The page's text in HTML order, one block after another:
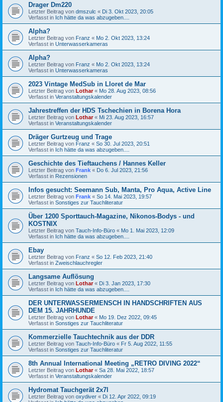
Drager Dm220
Letzter Beitrag von dmszulc « Di 3. Okt 2023, 20:05
Verfasst in Ich hätte da was abzugeben....
Alpha?
Letzter Beitrag von Franz « Mo 2. Okt 2023, 13:24
Verfasst in Unterwasserkameras
Alpha?
Letzter Beitrag von Franz « Mo 2. Okt 2023, 13:24
Verfasst in Unterwasserkameras
2023 Vintage MedSub in Lloret de Mar
Letzter Beitrag von Lothar« Mo 28. Aug 2023, 08:56
Verfasst in Veranstaltungskalender
Jahrestreffen der HDS Tschechien in Borena Hora
Letzter Beitrag von Lothar« Mi 23. Aug 2023, 16:57
Verfasst in Veranstaltungskalender
Dräger Gurtzeug und Trage
Letzter Beitrag von Franz « So 30. Jul 2023, 20:51
Verfasst in Ich hätte da was abzugeben....
Geschichte des Tieftauchens / Hannes Keller
Letzter Beitrag von Frank « Do 6. Jul 2023, 21:56
Verfasst in Rezensionen
Infos gesucht: Seemann Sub, Manta, Pro Aqua, Active Line
Letzter Beitrag von Frank « So 14. Mai 2023, 19:57
Verfasst in Sonstiges zur Tauchliteratur
Über 1200 Sporttauch-Magazine, Nikonos-Bodys - und
KOSTNIX
Letzter Beitrag von Tauch-Info-Büro « Mo 1. Mai 2023, 12:09
Verfasst in Ich hätte da was abzugeben....
Ebay
Letzter Beitrag von Franz « So 12. Feb 2023, 21:40
Verfasst in Zweischlauchregler
Langsame Auflösung
Letzter Beitrag von Lothar« Di 3. Jan 2023, 17:30
Verfasst in Ich hätte da was abzugeben....
DER UNTERWASSERMENSCH IN HANDSCHRIFTEN AUS
DEM 15. JAHRHUNDE
Letzter Beitrag von Lothar« Mo 19. Dez 2022, 09:45
Verfasst in Sonstiges zur Tauchliteratur
Kommerzielle Tauchtechnik aus der DDR
Letzter Beitrag von Tauch-Info-Büro « Fr 5. Aug 2022, 11:55
Verfasst in Sonstiges zur Tauchliteratur
8th Annual International Meeting „RETRO DIVING 2022“
Letzter Beitrag von Lothar« Sa 28. Mai 2022, 18:57
Verfasst in Veranstaltungskalender
Hydromat Tauchgerät 2x7l
Letzter Beitrag von oxydiver « Di 12. Apr 2022, 09:19